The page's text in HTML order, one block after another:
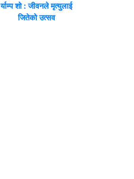
र्याम्प शो : जीवनले मृत्युलाई
जितेको उत्सव